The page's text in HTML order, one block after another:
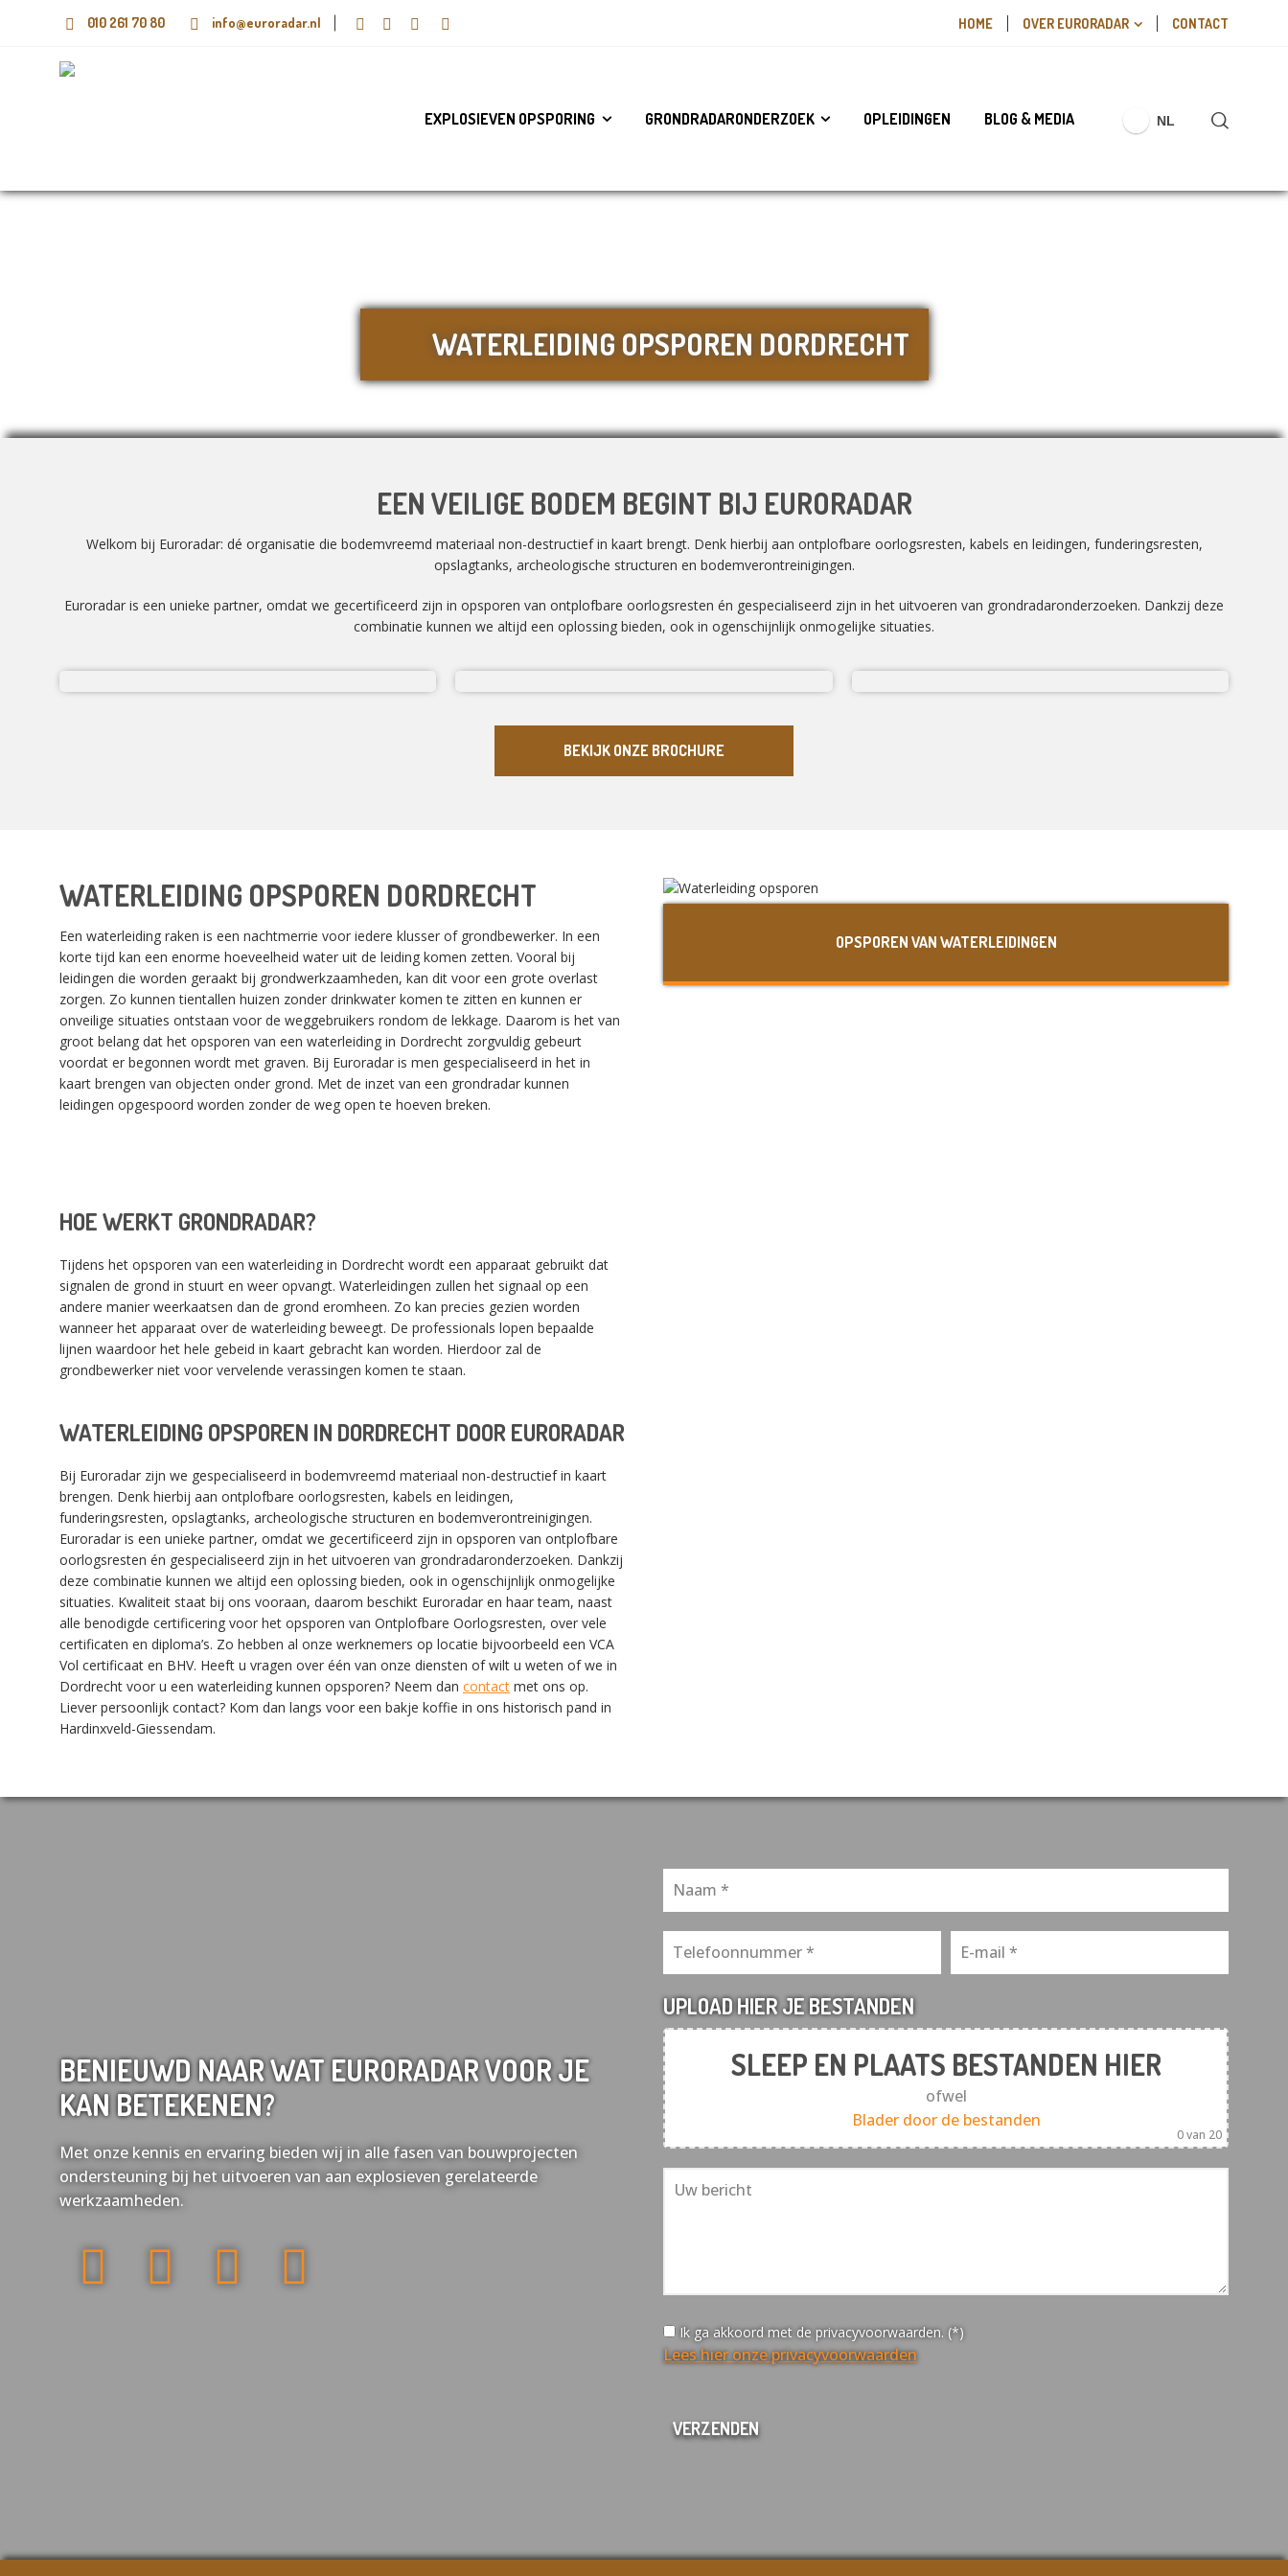
010 261 70 80 info@euroradar.nl HOME OVER EURORADAR CONTACT
EXPLOSIEVEN OPSPORING GRONDRADARONDERZOEK OPLEIDINGEN BLOG & MEDIA NL
WATERLEIDING OPSPOREN DORDRECHT
EEN VEILIGE BODEM BEGINT BIJ EURORADAR
Welkom bij Euroradar: dé organisatie die bodemvreemd materiaal non-destructief in kaart brengt. Denk hierbij aan ontplofbare oorlogsresten, kabels en leidingen, funderingsresten,
opslagtanks, archeologische structuren en bodemverontreinigingen.
Euroradar is een unieke partner, omdat we gecertificeerd zijn in opsporen van ontplofbare oorlogsresten én gespecialiseerd zijn in het uitvoeren van grondradaronderzoeken. Dankzij deze
combinatie kunnen we altijd een oplossing bieden, ook in ogenschijnlijk onmogelijke situaties.
BEKIJK ONZE BROCHURE
WATERLEIDING OPSPOREN DORDRECHT
Een waterleiding raken is een nachtmerrie voor iedere klusser of grondbewerker. In een
korte tijd kan een enorme hoeveelheid water uit de leiding komen zetten. Vooral bij
leidingen die worden geraakt bij grondwerkzaamheden, kan dit voor een grote overlast
zorgen. Zo kunnen tientallen huizen zonder drinkwater komen te zitten en kunnen er
onveilige situaties ontstaan voor de weggebruikers rondom de lekkage. Daarom is het van
groot belang dat het opsporen van een waterleiding in Dordrecht zorgvuldig gebeurt
voordat er begonnen wordt met graven. Bij Euroradar is men gespecialiseerd in het in
kaart brengen van objecten onder grond. Met de inzet van een grondradar kunnen
leidingen opgespoord worden zonder de weg open te hoeven breken.
HOE WERKT GRONDRADAR?
Tijdens het opsporen van een waterleiding in Dordrecht wordt een apparaat gebruikt dat
signalen de grond in stuurt en weer opvangt. Waterleidingen zullen het signaal op een
andere manier weerkaatsen dan de grond eromheen. Zo kan precies gezien worden
wanneer het apparaat over de waterleiding beweegt. De professionals lopen bepaalde
lijnen waardoor het hele gebeid in kaart gebracht kan worden. Hierdoor zal de
grondbewerker niet voor vervelende verassingen komen te staan.
WATERLEIDING OPSPOREN IN DORDRECHT DOOR EURORADAR
Bij Euroradar zijn we gespecialiseerd in bodemvreemd materiaal non-destructief in kaart
brengen. Denk hierbij aan ontplofbare oorlogsresten, kabels en leidingen,
funderingsresten, opslagtanks, archeologische structuren en bodemverontreinigingen.
Euroradar is een unieke partner, omdat we gecertificeerd zijn in opsporen van ontplofbare
oorlogsresten én gespecialiseerd zijn in het uitvoeren van grondradaronderzoeken. Dankzij
deze combinatie kunnen we altijd een oplossing bieden, ook in ogenschijnlijk onmogelijke
situaties. Kwaliteit staat bij ons vooraan, daarom beschikt Euroradar en haar team, naast
alle benodigde certificering voor het opsporen van Ontplofbare Oorlogsresten, over vele
certificaten en diploma’s. Zo hebben al onze werknemers op locatie bijvoorbeeld een VCA
Vol certificaat en BHV. Heeft u vragen over één van onze diensten of wilt u weten of we in
Dordrecht voor u een waterleiding kunnen opsporen? Neem dan contact met ons op.
Liever persoonlijk contact? Kom dan langs voor een bakje koffie in ons historisch pand in
Hardinxveld-Giessendam.
OPSPOREN VAN WATERLEIDINGEN
BENIEUWD NAAR WAT EURORADAR VOOR JE
KAN BETEKENEN?
Met onze kennis en ervaring bieden wij in alle fasen van bouwprojecten
ondersteuning bij het uitvoeren van aan explosieven gerelateerde
werkzaamheden.
UPLOAD HIER JE BESTANDEN
SLEEP EN PLAATS BESTANDEN HIER
ofwel
Blader door de bestanden
0van 20
Ik ga akkoord met de privacyvoorwaarden. (*)
Lees hier onze privacyvoorwaarden
SWITCH THE LANGUAGE
Nederlands